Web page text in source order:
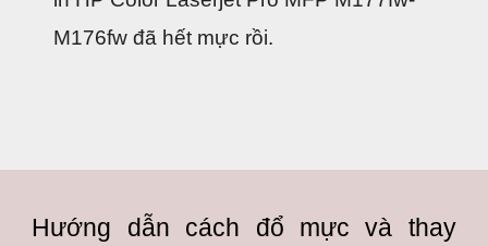
M176fw đã hết mực rồi.
Hướng dẫn cách đổ mực và thay